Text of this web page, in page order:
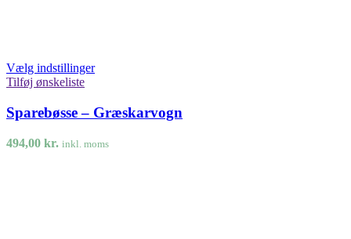
Vælg indstillinger
Tilføj ønskeliste
Sparebøsse – Græskarvogn
494,00 kr. inkl. moms